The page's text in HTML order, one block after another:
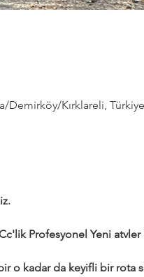
Demirköy/Kırklareli, Türkiye
Profesyonel Yeni
o kadar da keyifli bir rota